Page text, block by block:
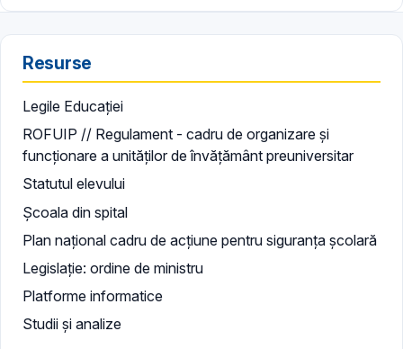
Resurse
Legile Educației
ROFUIP // Regulament - cadru de organizare și
funcționare a unităților de învățământ preuniversitar
Statutul elevului
Școala din spital
Plan național cadru de acțiune pentru siguranța școlară
Legislație: ordine de ministru
Platforme informatice
Studii și analize